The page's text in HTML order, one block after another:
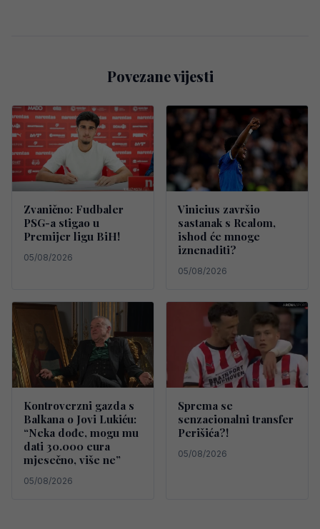
Povezane vijesti
Zvanično: Fudbaler
PSG-a stigao u
Premijer ligu BiH!
05/08/2026
Vinicius završio
sastanak s Realom,
ishod će mnoge
iznenaditi?
05/08/2026
Kontroverzni gazda s
Balkana o Jovi Lukiću:
“Neka dođe, mogu mu
dati 30.000 eura
mjesečno, više ne”
05/08/2026
Sprema se
senzacionalni transfer
Perišića?!
05/08/2026